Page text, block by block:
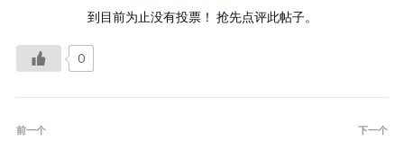
到目前为止没有投票！ 抢先点评此帖子。
0
前一个 下一个